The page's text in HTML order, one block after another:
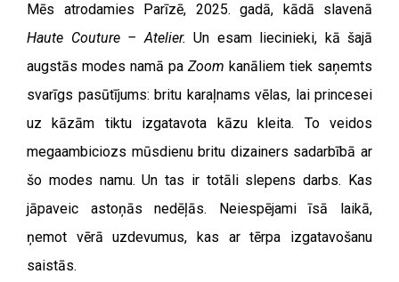
Mēs atrodamies Parīzē, 2025. gadā, kādā slavenā
Haute Couture – Atelier. Un esam liecinieki, kā šajā
augstās modes namā pa Zoom kanāliem tiek saņemts
svarīgs pasūtījums: britu karaļnams vēlas, lai princesei
uz kāzām tiktu izgatavota kāzu kleita. To veidos
megaambiciozs mūsdienu britu dizainers sadarbībā ar
šo modes namu. Un tas ir totāli slepens darbs. Kas
jāpaveic astoņās nedēļās. Neiespējami īsā laikā,
ņemot vērā uzdevumus, kas ar tērpa izgatavošanu
saistās.